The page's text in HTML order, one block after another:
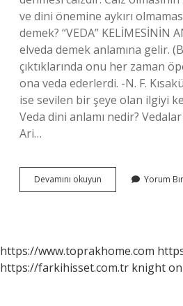
ve dini önemine aykırı
demek? “VEDA” KELİMESİNİN
elveda demek anlamına gelir.
çıktıklarında onu her zaman
ona veda ederlerdi. -N. F.
ise sevilen bir şeye olan ilgiyi
Veda dini anlamı nedir?
Ari…
Devamını okuyun
Ismi
Yorum
https://www.toprakhome.com
https://farkihisset.com.tr knight